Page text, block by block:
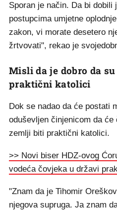
Sporan je način. Da bi dobili
postupcima umjetne
zakon, vi morate desetero
žrtvovati", rekao je
Misli da je dobro da
praktični katolici
Dok se nadao da će postati
oduševljen činjenicom da
zemlji biti praktični katolici.
>> Novi biser HDZ-ovog
vodeća čovjeka u državi
"Znam da je Tihomir
njegova supruga. Ja znam